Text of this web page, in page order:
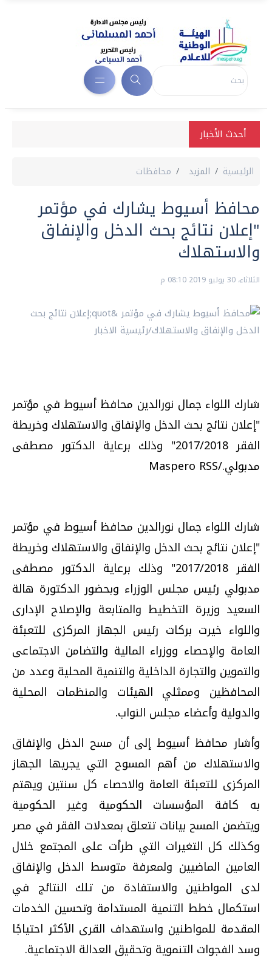
أحدث الأخبار
الرئيسية المزيد محافظات
محافظ أسيوط يشارك في مؤتمر
"إعلان نتائج بحث الدخل والإنفاق
والاستهلاك
الثلاثاء، 30 يوليو 2019 08:10 م
شارك اللواء جمال نورالدين محافظ أسيوط في مؤتمر
"إعلان نتائج بحث الدخل والإنفاق والاستهلاك وخريطة
الفقر 2017/2018" وذلك برعاية الدكتور مصطفى
مدبولي./Maspero RSS
شارك اللواء جمال نورالدين محافظ أسيوط في مؤتمر
"إعلان نتائج بحث الدخل والإنفاق والاستهلاك وخريطة
الفقر 2017/2018" وذلك برعاية الدكتور مصطفى
مدبولي رئيس مجلس الوزراء وبحضور الدكتورة هالة
السعيد وزيرة التخطيط والمتابعة والإصلاح الإدارى
واللواء خيرت بركات رئيس الجهاز المركزى للتعبئة
العامة والإحصاء ووزراء المالية والتضامن الاجتماعى
والتموين والتجارة الداخلية والتنمية المحلية وعدد من
المحافظين وممثلي الهيئات والمنظمات المحلية
والدولية وأعضاء مجلس النواب.
وأشار محافظ أسيوط إلى أن مسح الدخل والإنفاق
والاستهلاك من أهم المسوح التي يجريها الجهاز
المركزى للتعبئة العامة والاحصاء كل سنتين ويهتم
به كافة المؤسسات الحكومية وغير الحكومية
ويتضمن المسح بيانات تتعلق بمعدلات الفقر في مصر
وكذلك كل التغيرات التي طرأت على المجتمع خلال
العامين الماضيين ولمعرفة متوسط الدخل والإنفاق
لدى المواطنين والاستفادة من تلك النتائج في
استكمال خطط التنمية المستدامة وتحسين الخدمات
المقدمة للمواطنين واستهداف القرى الأكثر احتياجًا
وسد الفجوات التنموية وتحقيق العدالة الاجتماعية.